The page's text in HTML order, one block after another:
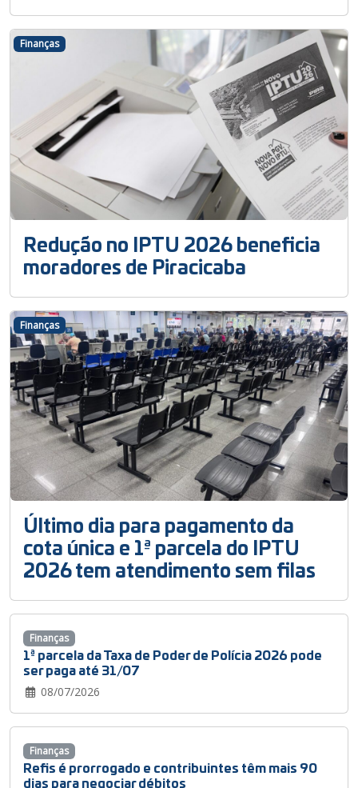
Redução no IPTU 2026 beneficia
moradores de Piracicaba
Finanças
Último dia para pagamento da
cota única e 1ª parcela do IPTU
2026 tem atendimento sem filas
Finanças
1ª parcela da Taxa de Poder de Polícia 2026 pode
ser paga até 31/07
08/07/2026
Finanças
Refis é prorrogado e contribuintes têm mais 90
dias para negociar débitos
Finanças